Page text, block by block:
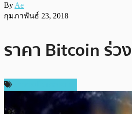
By Ae
กุมภาพันธ์ 23, 2018
ราคา Bitcoin ร่ว